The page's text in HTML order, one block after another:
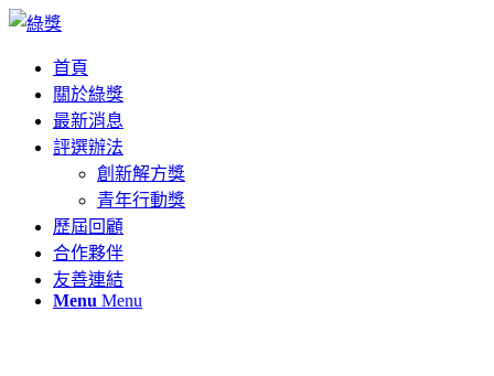
首頁
關於綠獎
最新消息
評選辦法
創新解方獎
青年行動獎
歷屆回顧
合作夥伴
友善連結
Menu Menu